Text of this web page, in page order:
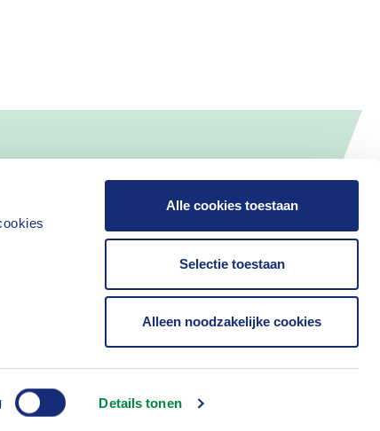
Details tonen
Alle cookies toestaan
Selectie toestaan
Alleen noodzakelijke cookies